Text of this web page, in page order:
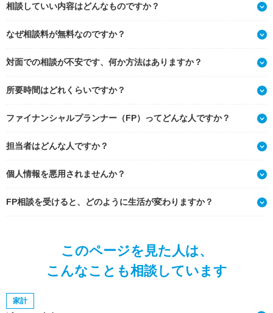
相談していい内容はどんなものですか？
なぜ相談料が無料なのですか？
対面での相談が不安です、何か方法はありますか？
所要時間はどれくらいですか？
ファイナンシャルプランナー（FP）ってどんな人ですか？
担当者はどんな人ですか？
個人情報を悪用されませんか？
FP相談を受けると、どのように生活が変わりますか？
このページを見た人は、
こんなことも相談しています
家計